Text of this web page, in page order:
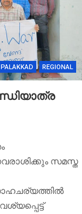
PALAKKAD REGIONAL
സമസ്ത